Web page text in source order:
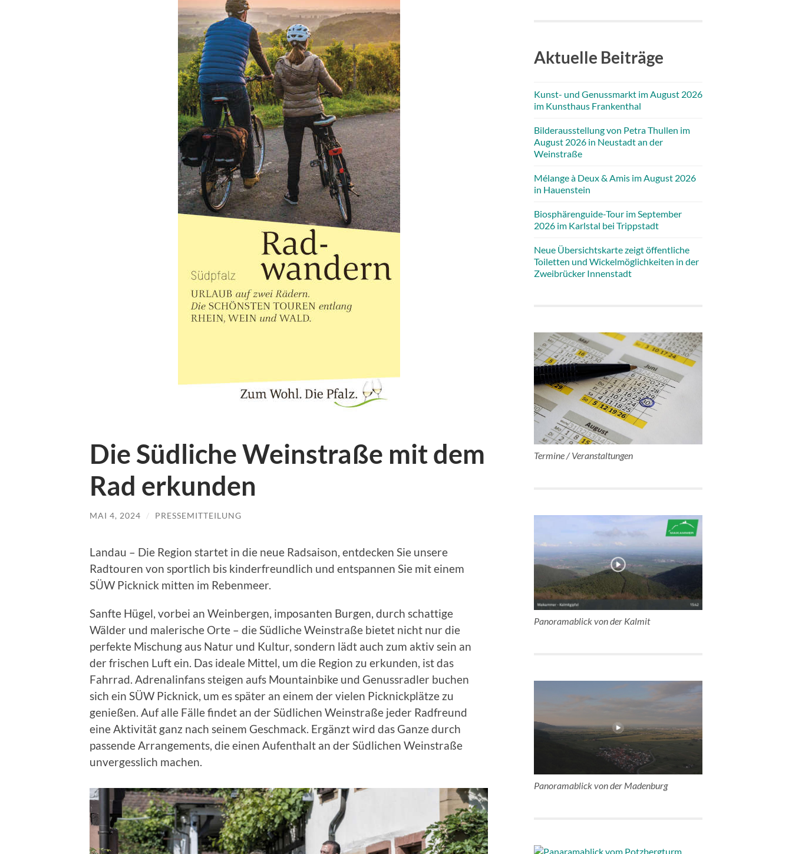
Die Südliche Weinstraße mit dem
Rad erkunden
MAI 4, 2024 / PRESSEMITTEILUNG
Landau – Die Region startet in die neue Radsaison, entdecken Sie unsere
Radtouren von sportlich bis kinderfreundlich und entspannen Sie mit einem
SÜW Picknick mitten im Rebenmeer.
Sanfte Hügel, vorbei an Weinbergen, imposanten Burgen, durch schattige
Wälder und malerische Orte – die Südliche Weinstraße bietet nicht nur die
perfekte Mischung aus Natur und Kultur, sondern lädt auch zum aktiv sein an
der frischen Luft ein. Das ideale Mittel, um die Region zu erkunden, ist das
Fahrrad. Adrenalinfans steigen aufs Mountainbike und Genussradler buchen
sich ein SÜW Picknick, um es später an einem der vielen Picknickplätze zu
genießen. Auf alle Fälle findet an der Südlichen Weinstraße jeder Radfreund
eine Aktivität ganz nach seinem Geschmack. Ergänzt wird das Ganze durch
passende Arrangements, die einen Aufenthalt an der Südlichen Weinstraße
unvergesslich machen.
Aktuelle Beiträge
Kunst- und Genussmarkt im August 2026
im Kunsthaus Frankenthal
Bilderausstellung von Petra Thullen im
August 2026 in Neustadt an der
Weinstraße
Mélange à Deux & Amis im August 2026
in Hauenstein
Biosphärenguide-Tour im September
2026 im Karlstal bei Trippstadt
Neue Übersichtskarte zeigt öffentliche
Toiletten und Wickelmöglichkeiten in der
Zweibrücker Innenstadt
Termine / Veranstaltungen
Panoramablick von der Kalmit
Panoramablick von der Madenburg